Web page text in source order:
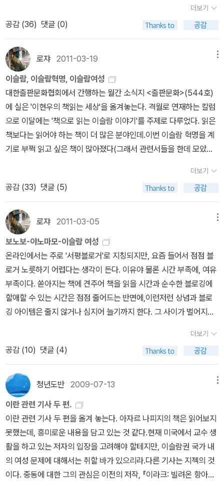
국가 전체가 이용당하는 경우, 가장 먼저 죽는 것은 학문일 지도 모른
다. 지식인들은 자살하거나 망명하거나 아니면 범인으로 돌아간다.
이란이라는 나라, 폐쇄된 사회에서 지식인으로서 금지된 책을 읽어나
가는 행위에 대해서, 그리고 그녀가 스스로 얼마나 자기 합리화를 하
기 위해 안달이 난 것은 아닌가 하는 스스로에 대한 의구심, 괴물들과
맞서 싸우는 사람은 누구든지간에 그 과정에서 자신은 괴물이 되지
않도록 조심해야 한다는 것에 대한 긴장감, 그리고 그녀가 사회의 일
부이기 때문에 지켜야 했던 책임감들 (우리가 책임져야 하는 이 모든
시체들을 이제 어떻게 하면 좋겠습니까?)에 대해서 이야기 하고 있
다. 이 책은 역자 후기에서 회고록이라고 밝혔지만, 나는 소설에 가깝
수도 있지만, 저자는 그녀와 함께 책을 읽었던 아가씨들을 보호하기
위해 최대한 위장했고 가명을 사용했으며 여러가지 장치를 사용했다
고 밝히고 있다. 그리고 알 수 없는 존재인 마법사라는 인물도 창조되
었다. (창조라고 본다)영문학에 대해서 조예가 깊거나, 적어도 소개된
작품들인 롤리타, 위대한 개츠비, 헨리 제임스의 소설과 제인 오스틴
의 소설들을 깊이있게 읽고 공부해 본 사람이라면 한 줄 한 줄 쉽게 넘
기지 못할 터, 그러나 작가는 당신들 이 책을 읽고 오세요. 라고 말하
지는 않는다. 나도 롤리타는 영화로 제인오스틴의 소설도 영화로 접
한 게 다이며, 개츠비는 너무 오래전에 읽었고 헨리 제임스는 노팅힐
에서 휴 그랜트가 줄리아 로버츠에게 그 사람 작품을 좋아한다고 했
던 대사를 기억하는 것밖에 없다. 그러나 670여페이지에 이르는 이
책을 손에 넣고 읽겠다는 사람이라면 나보다는 나은 영문학 상식들을
가 고민하는 소설이란 무엇인가에 대해서도 같이 고민하고 있다. 최
고의 소설은 항상 우리가 당연하게 여기는 것들을 문제삼으라고 강요
하며, 소설은 또 다른 세계에 대한 육감적인 경험이라고, 소설은 경험
을 흡입하는 것이라고.책이라는 것은 우리가 얼마나 모르고 있는가를
자꾸 깨닫게 해준다. 나는 또 내가 중동이라는 사회에 대해서 얼마나
모르고 있는지, 이 세상에 일단 견고한 현실로 변형되어 사라지고 마
는 꿈의 상실을 그리고 있는, 꿈을 순수하게 만드는 갈망, 그 갈망의
비구체성인 꿈이 살아있는 땅들에 대해서 얼마나 모르고 있는지를 다
시금 또 깨달았다. 2006. 11. 14. +굵은 글씨는 책 속에 있는 표현을
생을 다른 사람이 몰수하는 것‘이다. 만일 험버트가 그녀를 완전히 삼
켜버리지 않았더라면 롤리타가 어떤 인생을 살았을지 우리는 알지 못
한다. 그러나 완성된 소설작품은 희망적이고 아름답기까지 하다. 이
소설은 단순히 아름다움뿐만이 아니라 야씨처럼 롤리타도 박탈당한
삶을, 평범한 일상생활을, 모든 정상적인 즐거움들을 옹호한다.- P71
험버트의 산문이 때로는 파렴치하다고 말할 수 있을 정돌 지나치게
공을 들이는 방향으로 나가는데, 그것은 독자들, 특히 그런 박식한 술
책을 써서 자기편으로 끌어들일 수 있을 고매한 독자들을 유혹하기
위해서다. 롤리타는 방어태세를 갖추지 못하고 분명히 자신의 이야기
를 할 기회가 결코 주어지지 않는 피해자의 범주에 속한다. 그렇기 때
문에 롤리타는 이중적인 피해자다. 롤리타는 자신의 인생뿐만 아니라
리 자신에게 말했다.- P88'그렇지만 우리가 살고 있는 이 세상에서
면 사랑하기에 적합한 세상은 어떤 세상이라고 생각하지요?' 내가 물
었다.나야지 씨의 손이 재빨리 올라갔다. '지금 당장은 사랑할 시간이
없어요,' 하고 그가 말했다. '우리는 더 높은 차원의, 더 성스러운 사랑
에 헌신하고 있어요.'자린이 몸을 돌려서 냉소적으로 말했다. '그렇겠
죠. 그렇지 않으면 무엇 때문에 혁명을 위해서 싸우겠어요?'- P22
0'인간이 다른 사람의 입장에 서서 다른 사람의 여러 다른 모순적인
측면들을 이해하고 지나치게 냉혹해지는 것을 막을 수 있는 길은 오
직 문학을 통해서만이 가능하다. 문학의 영역 밖에서는 오로지 개인
의 한 가지 측면만이 나타난다. 그러나 만일 개인의 여러 가지 측면들
을 이해한다면 쉽게 그들을 죽이지 못할 것이다…….'- P234이란에
박관념이 되었고 우리의 현실을 장악했다는 점이었다. 이 무섭고 아
름다운 꿈은 실현가능성이 거의 없짐잔 그것의 실현을 위해 어떤 폭
력도 정당화되고 용서받을 수가 있다. 비록 당시에는 우리가 이런 점
을 인식하지 못했지만 바로 이런 점이 우리가 공통으로 지닌 것이었
다.니야지 씨, 꿈은 완벽한 이상이고 그 자체로서 완전합니다. 어떻게
우리가 끊임없이 변화고 불완전하고 미오나성의 현실에 꿈을 부과할
수 있겠습니까? 만일 그렇게 한다면 우리는 우리의 꿈의 대상을 파괴
하는 《롤리타》의 험버트와 같은 인물이 될 것입니다. 아니면 자기 자
로 작동한다. 그 때문에 독서모임에 채택된 텍스트들은 ‘고전’의 무거
운 벽을 깨고 이란 사람들의 현실로 내려왔다. 《롤리타》는 중년 남성
을 매혹하는 ‘사악한’ 소녀(일명 롤리타 컴플렉스)에 대한 이야기에
서, 열두 살짜리 여자아이를 자신의 애인으로 만들려는 욕망에 사로
잡힌 한 남자 험버트에 의해 과거가 전유된 불행한 소녀의 이야기로
해석된다. 험버트의 시선으로 그려진 롤리타를 통해 독자들은 그녀를
제대로 바라볼 수 없으며, 단지 그녀가 비극적인 역사를 살아왔음을
희미하게 알아챌 수 있을 뿐이다. 독서모임 여성들은 이란의 현실에
빗대 롤리타의 과거가 험버트에게 보잘것없듯, 한때 자유로웠던 이란
의 과거는 새롭게 종교적 과거를 되살리겠다고 나선 사람들에게는 하
찮을 것이라고 논한다. 또한 제인 오스틴의 《오만과 편견》은 남성에
을 하는 여성들 역시 서로 얽히면서 변화를 거친다. 이질적인 배경 때
된, ‘마법의 공간’ 같은 독서 모임의 공간에서 자신들의 비밀과 고민을
털어놓으며 친해진다. 아자르는 회고록에 자신이 기억하는 그녀들과
그녀들의 대화를 성실하게 기록함으로써 각각의 인물들이 골고루 자
기 목소리를 내는 민주적인 텍스트를 완성해냈다. 《테헤란에서 롤리
타를 읽다》는 문학이 진정으로 필요했던 사람들의 이야기를 담음으
로써 문학의 효용성에 효과적으로 답하는 책이자, 급변하는 정치사
속에서 살아가는 다양한 사람들의 삶에 대한 균형있는 스케치이기도
하다. 여성주의 저널 《일다》 김윤은미 기자 ⓒ www.ildaro.com
제 신입직원 면접관이 되었을 즈음에는, 입사지원자의 대부분이 어학
연수 경험을 갖고 잇었다. 나는 그 입사서류들을 보면서, 아.. 만약 내
가 지금 이들과 같이 학생이었다면, 내 스펙은 너무 초라했겠구나 하
는 생각을 했더랬다. 어학연수 없이도 취업이 될 수 있는 상황에서 취
업했던 거구나.지금 이곳에서 많은 십대 학생들이 혼자 거주하면서
공부하는 걸 보면, 어떻게 저들의 부모들은 저들을 혼자 해외로 보낼
수 잇었을까 생각한다. 그들 부모에게는 나의 부모와는 다른 뭐가 있
는걸까, 생각해본다. 돈을 들여서 자식을 외국으로 보내 공부시키는
것. 그 생각을 언제, 그리고 왜 하게 됐을까. 이제 젊은 부모들에게 그
건 너무도 당연한 것일까? 물론, 젊은 부모라고 다 그런 것도 아니고
또 지금은 나이든 부모라고 다 내 부모랑 같은건 아니다. 영화 <콜 미
바이 유어 네임>을 나는 별로 안좋아하는데, 그럼에도 불구하고, 그
있는 것도 그렇지만, 나는 그 큰 집에 청소년 주인공 엘리오(티모시
샬라메)의 부모들이 언제나 공부하는 사람을 손님들로 받아들인다는
게 놀라웠다. 엘리오의 부모 모두 학자였고, 그래서 그 집은 언제나 공
부하는 사람들에게 열려있었다. 공간과 먹을거리를 제공하면서 때로
는 그들과 공부에 대한 이야기도 했다. 어떤 단어의 어원이 무엇인가
같은 얘기들도 자연스럽게 꺼낼 수 있었던 집인거다. 엘리오는 그런
집에서 자랐다. 아빠가 언제나 책을 읽고 손님들과 지적수준이 높은
대화를 하고, 엄마는 외국어로 된 책을 읽는 그런 집. 그런 엘리오는
음악을 공부하는 학생이었는데, 집밖에 나가서도 작곡을 슥슥 해보
람들을 항상 보면서 엘리오에게 자연스럽게 익숙해지는건 뭘까? 나
는 그 환경이 참 인상적이고 부러웠다. 저런 환경에서 나는 어떤 사람
이 됐을까? 같은 생각을 해보게 됐다. 그런 환경이라고 내가 엘리오
처럼 심심하면 공부하고 습관처럼 공부하는 사람이 된다는 보장은 없
지만, 저런 환경은 아무래도 공부하는 사람으로 만드는데 더 유리하
지 않을까 싶었던 거다.아이들이 자라는데 말로 하는 훈육보다는, 실
제로 행동으로 보여주는게 중요하다. 욕하지 말라고 아이에게 천 번
말해봤자 부모가 욕을 하면 아이도 욕을 학습하게 된다. 저절로 그렇
게 된다. 책을 읽으라고 아무리 말해도 책 읽는 모습을 한 번도 보여주
지 않는다면, 그 아이가 책을 읽을 확률은 매우 낮다. 물론, 내 경우엔
집에서 아무도 책을 안읽었는데 내가 혼자 이렇게 되긴 했지만. '곽아
그리고 이렇게 십삽년이나 지나서 생각난건데, 그 때 의정부에서 그
문자메세지를 받았던 사람은, 그런 내 의도를 알고 있었을 것 같다. 날
는 알고 있었을 것 같다. 갑자기, 불쑥, 그 밤이 떠올랐다. 구실을 만들
었던 밤이, 그리고 그것이 구실이었다는 것을 그가 충분히 짐작하고
도 남았으리라는 생각이, 이 뜨거운 주말에.이제는 그런 구실도 통하
지 않는 거리에 우리가 있다. 물리적으로도 마음적으로도.그렇다면,
다른 구실을 만들어야하는데, 거기까진 해놓았지만, 이제는 용기가
없다.어떻게 살고 싶은지에 대해서 자주 생각한다. 다른 사람들에게
도 어떻게 살고 싶은지 종종 묻곤 한다. 어린아이에게 '자라서 무엇이
되고 싶니?'를 묻는게 아니라, 앞으로 너는 어떤 삶을 살고 싶어, 에
없이 이어졌으면 좋겠다. 맛있는 걸 먹고 싶고 술을 마시고 싶다. 좋은
사람들과 늘 다정하게 지내는 것도 물론 내가 살고 싶은 삶의 중요한
구성요소다. 1995년 가을 마침내 대학 교수직을 사임한 이후 나는
그동안 이뤄보고 싶었던 꿈을 실현시켜 보기로 결심했다. 나는 문학
공부에 전념할 수 있는 일곱 명의 가장 우수한 학생들을 골라내어 문
학토론을 하기 위해 매주 목요일에 우리 집으로 초대하였다. -p.13 지
난 주말에는 친구네 집에 갔다. 친구가 이사해 살게된 새로운 집에 우
리를 초대한건데, 그 집에 방문하는 친구들은 저마다 자기들이 가져
올 수 있는 것들을 챙겨왔다. 그렇게 명란젓, 애플파이, 메론, 와인, 막
걸리, 치즈, 꽃다발이 각자의 가방에서 꺼내어져 테이블 위에 놓였고
빈 공간을 가득 채웠다. 음식을 마련해두고 책에 대해 이야기하고 같
이 음악을 들었던 시간은 너무 금세 흘렀다. 바깥이 보이는 창가에 앉
내는 것이 내 삶에 찾아왔을까, 나에게 어떻게 이런 운이 있나, 감사한
시간이었다. 그런 마음으로 다음날부터 읽기 시작한 '아자르 나피
시'의 책에서 나는 저런 구절을 보는 거다. 매주 목요일에 문학토론을
위해 학생들을 집으로 초대하는 이야기. 마침 나 역시 친구의 집에 다
녀오지 않았던가! 이걸 너무 하고 싶은 거다. 지금 당장은 아니라도 나
는 언젠가 욕실이 두 개있는 30평대의 아파트에 혼자 살고 싶다는 생
각을 가지고 있다. 부모님이 시간이 지날수록 늙어가시니 어쩌면 나
의 독립은 요원해질지도 모르지만, 그렇다고 아주 가능성이 없는 것
도 아니어서, 내심 3-4년 후에는 그게 가능해지지 않을까, 생각하고
니어서 나는 먼저 책을 보다가 내려가기로 했다.오늘 읽을 책이 나보
코프의 <창백한 불꽃>이다. 강의준비차 다시 읽는 것인데, 사실 나보
코프의 소설들 가운데 여러번 읽기에 가장 적합한 작품이기도 하다.
시와 주석을 왔다갔다하는 과정이 독서의 경로라면 이론적으로는 무
한에 가까운 경로의 독서가 가능한 것이 <창백한 불꽃>이기도 하다.
그렇다고 그 독서가 장소의존성을 갖는 것은 아니어서 한국에서 읽는
것과 괌에서 읽는 것이 차이날 이유는 없다. 시칠리아에서 읽는 것과
뉴욕에서 읽는 일이 별차이가 없을 것처럼. 테헤란에서 <롤리타>를
읽는 것과 비교할 수는 없을 것이다.날이 개는 중이다. 괌의 와이키키
로 불린다는 투몬비치의 전경을 내려다보면서 눈길을 침대 하얀 시트
위에 놓인 <창백한 불꽃>으로 돌린다. 이제 보니 지난봄(4월초)에
강연회를 갖기도 했다. 4개월 만에 다시 손에 드는 셈인데 장소가 괌
일 줄이야...
더보기
공감 (36) 댓글 (0)
로쟈 2011-03-19
이슬람, 이슬람혁명, 이슬람여성
대한출판문화협회에서 간행하는 월간 소식지 <출판문화>(544호)
에 실은 '이현우의 책읽는 세상'을 옮겨놓는다. 격월로 연재하는 칼럼
으로 이달에는 '책으로 읽는 이슬람 이야기'를 주제로 다루었다. 읽은
책보다는 읽어야 하는 책이 더 많은 분야인데.이번 이슬람 혁명을 계
기로 부쩍 읽고 싶은 책이 많아졌다(그래서 관련서들을 한데 모았다).
기대한다.출판문화(11년 3월호) '우리의 시각'이 아닌 '그들의 시각'으
로‘책읽는 세상’은 ‘책으로 읽는 세상’이기도 하다. 중동과 북아프리카
에서 몰아치고 있는 혁명의 바람이 자연스레 이 지역의 문화와 역사
에 대한 관심을 부추긴다. 무슨 일이 벌어지고 있는가. 튀니지, 이집
트, 그리고 리비아. 재스민혁명으로 튀니지의 독재자 벤 알리가 21년
만에 권력에서 축출됐고, 이어서 이집트의 독재자 무바라크가 권좌에
서 쫓겨났다. 무바라크, 무려 30년간 이집트를 철권으로 통치했지만
이집트 국민의 민주화 열망이 그를 몰아내는 데는 단지 18일이 걸렸
을 뿐이다. 그래서 ‘세계를 뒤흔든 18일’이 이집트혁명을 가리키는 문
구가 됐다. ‘세계를 뒤흔든 10일’, 곧 1917년의 러시아혁명을 환기시
키는 문구다. 1969년의 쿠데타 이후 42년째 집권하고 있는 리비아
의 카다피만이 탱크와 전투기까지 동원해가며 권력의 마지막 광기가
어떤 것인가를 몸소 보여주고 있다. 리비아의 시민군은 새로운 역사
광신적 근본주의와 테러, 그리고 여성들의 베일 등으로 채워진, 이 지
역에 대한 지배적 인상을 바꿔놓고 있다. 더불어 ‘이슬람혁명’으로 불
린 1979년의 이란혁명 이후 32년만에 이슬람혁명이란 말은 새로운
의미를 갖게 됐다. 주마등처럼 스쳐지나가지만 그래도 32년은 짧지
않은 시간이다. 돌이켜보면 사실 이슬람이란 말보다, 그리고 이란이
란 말보다 먼저 우리를 찾아온 건 페르시아의 왕자와 공주들이었고,
<아라비안나이트>였다. ‘알리바바와 40인의 도적’ 이야기를 얼마나
흥미롭게 읽었던가. ‘열려라, 참깨!’란 주문을 참으로 오랜만에 떠올려
더보기
공감 (33) 댓글 (5)
로쟈 2011-03-05
보노보-야노마모-이슬람 여성
온라인에서는 주로 '서평블로거'로 지칭되지만, 요즘 들어서 점점 블
로거 노릇하기 어렵다는 생각이 든다. 이유야 물론 시간 부족에, 여유
부족이다. 쏟아지는 책에 견주어 책을 읽을 시간과 순수한 블로깅에
할애할 수 있는 시간은 점점 줄어드는 반면에,이런저런 상념과 블로
깅 아이템은 줄지 않거나 심지어 늘기까지 한다. 그 사이가 벌어지고
제까지 '블로거 노릇'을 할 거냐는 내면의 투정도 가끔은 '경고'로 들린
다.예전 같으면 오늘 같은 주말에 약간은 여유를 내서 좀 '재미있는'
글도 올려놓고 하는 것이 기분전환 거리였지만 지금은 손도 굳었을
뿐더러 의욕도 예전 같지 않다. 어제 이번주 <시사IN> 출판면의 '아
까운 걸작' 란에서 프랑스 드 왈의 <보노보>(새물결, 2003)에 관한
얘기를 읽다가 '품절된 책'들에 대한 페이퍼를 써도 좋겠다고 생각했
지만 '에너지'가 딸린다. 마치 사진 속의 보노보의 표정을 거울로 보는
듯하다.새물결의 조형준 주간은 이 책을 두고 '왠지 대단한 물건이 될
것이라는 나의 직감이 여지없이 빗나간 몇 권 되지 않는 책'이라고 했
는데, 아니나 다를까 검색해보니 이미품절이다.다시 나오는지는 모르
겠지만 일단은 첫 운명을 다한 책인 것. 돌이켜보니 나도 출간 당시에
더보기
공감 (10) 댓글 (4)
청년도반 2009-07-13
이란 관련 기사 두 편.
이란 관련 기사 두 편을 옮겨 놓는다. 아자르 나피지의 책은 읽어보지
못했는데, 흥미로운 내용을 담고 있는 것 같다.현재 미국에서 교수 생
활을 하고 있는 저자의 입장을 고려해야 할테지만, 이슬람권 국가 내
의 여성 문제에 대해서는 취할 바가 있으리라.다른 기사는 지젝의 것
이다. 중동에 대한 그의 관심은 이전의 저작, 『이라크: 빌려온 항아리』